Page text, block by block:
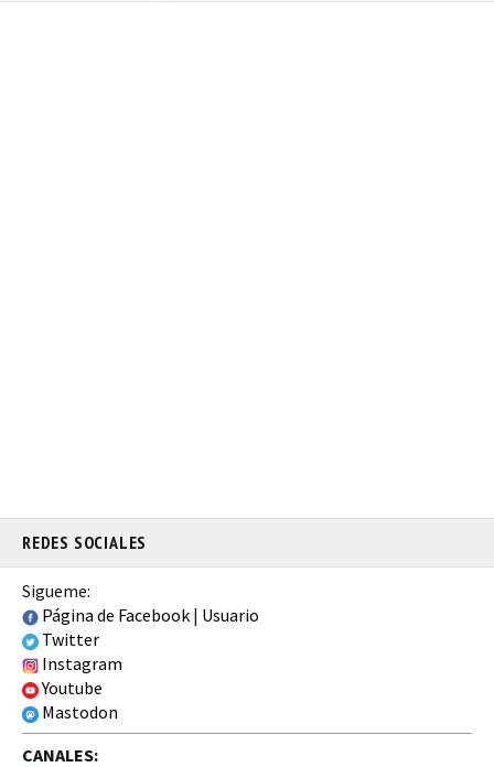
REDES SOCIALES
Sigueme:
Página de Facebook | Usuario
Twitter
Instagram
Youtube
Mastodon
CANALES: